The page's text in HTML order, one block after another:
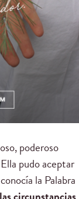
poderoso
pudo aceptar
la Palabra